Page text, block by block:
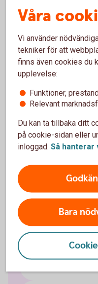
Investera i
Optioner
ETF -
Våra
Vi använder
tekniker för att
finns även cookies du
upplevelse:
Funktioner,
Relevant
Du kan ta tillbaka ditt
på cookie-sidan eller
inloggad. Så hanterar
Bara